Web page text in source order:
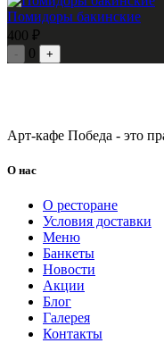
Помидоры бакинские
400 ₽
- 0 +
Арт-кафе Победа - это
О нас
О ресторане
Условия доставки
Меню
Банкеты
Новости
Акции
Блог
Галерея
Контакты